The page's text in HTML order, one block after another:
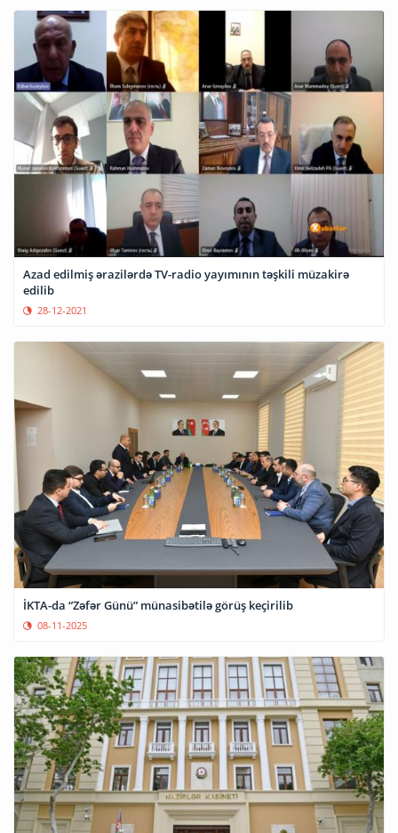
Azad edilmiş ərazilərdə TV-radio yayımının təşkili müzakirə
edilib
28-12-2021
İKTA-da “Zəfər Günü” münasibətilə görüş keçirilib
08-11-2025